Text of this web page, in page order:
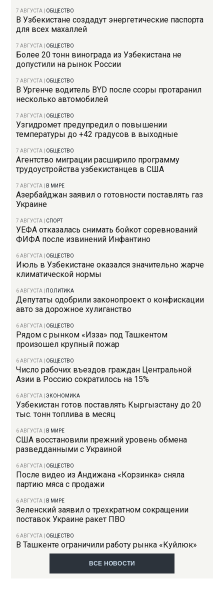
7 АВГУСТА ОБЩЕСТВО
В Узбекистане создадут энергетические паспорта
для всех махаллей
7 АВГУСТА ОБЩЕСТВО
Более 20 тонн винограда из Узбекистана не
допустили на рынок России
7 АВГУСТА ОБЩЕСТВО
В Ургенче водитель BYD после ссоры протаранил
несколько автомобилей
7 АВГУСТА ОБЩЕСТВО
Узгидромет предупредил о повышении
температуры до +42 градусов в выходные
7 АВГУСТА ОБЩЕСТВО
Агентство миграции расширило программу
трудоустройства узбекистанцев в США
7 АВГУСТА В МИРЕ
Азербайджан заявил о готовности поставлять газ
Украине
7 АВГУСТА СПОРТ
УЕФА отказалась снимать бойкот соревнований
ФИФА после извинений Инфантино
6 АВГУСТА ОБЩЕСТВО
Июль в Узбекистане оказался значительно жарче
климатической нормы
6 АВГУСТА ПОЛИТИКА
Депутаты одобрили законопроект о конфискации
авто за дорожное хулиганство
6 АВГУСТА ОБЩЕСТВО
Рядом с рынком «Изза» под Ташкентом
произошел крупный пожар
6 АВГУСТА ОБЩЕСТВО
Число рабочих въездов граждан Центральной
Азии в Россию сократилось на 15%
6 АВГУСТА |ЭКОНОМИКА
Узбекистан готов поставлять Кыргызстану до 20
тыс. тонн топлива в месяц
6 АВГУСТА В МИРЕ
США восстановили прежний уровень обмена
разведданными с Украиной
6 АВГУСТА ОБЩЕСТВО
После видео из Андижана «Корзинка» сняла
партию мяса с продажи
6 АВГУСТА В МИРЕ
Зеленский заявил о трехкратном сокращении
поставок Украине ракет ПВО
6 АВГУСТА ОБЩЕСТВО
В Ташкенте ограничили работу рынка «Куйлюк»
ВСЕ НОВОСТИ